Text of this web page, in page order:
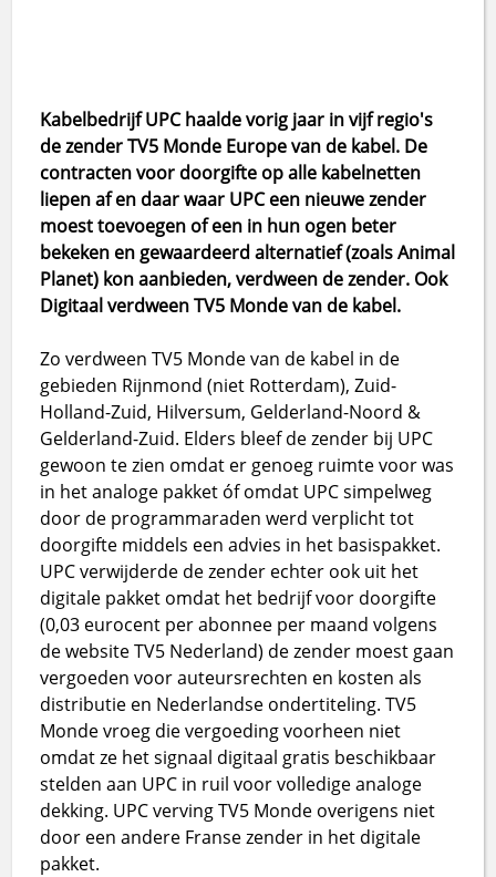
Kabelbedrijf UPC haalde vorig jaar in vijf regio's
de zender TV5 Monde Europe van de kabel. De
contracten voor doorgifte op alle kabelnetten
liepen af en daar waar UPC een nieuwe zender
moest toevoegen of een in hun ogen beter
bekeken en gewaardeerd alternatief (zoals Animal
Planet) kon aanbieden, verdween de zender. Ook
Digitaal verdween TV5 Monde van de kabel.
Zo verdween TV5 Monde van de kabel in de
gebieden Rijnmond (niet Rotterdam), Zuid-
Holland-Zuid, Hilversum, Gelderland-Noord &
Gelderland-Zuid. Elders bleef de zender bij UPC
gewoon te zien omdat er genoeg ruimte voor was
in het analoge pakket óf omdat UPC simpelweg
door de programmaraden werd verplicht tot
doorgifte middels een advies in het basispakket.
UPC verwijderde de zender echter ook uit het
digitale pakket omdat het bedrijf voor doorgifte
(0,03 eurocent per abonnee per maand volgens
de website TV5 Nederland) de zender moest gaan
vergoeden voor auteursrechten en kosten als
distributie en Nederlandse ondertiteling. TV5
Monde vroeg die vergoeding voorheen niet
omdat ze het signaal digitaal gratis beschikbaar
stelden aan UPC in ruil voor volledige analoge
dekking. UPC verving TV5 Monde overigens niet
door een andere Franse zender in het digitale
pakket.